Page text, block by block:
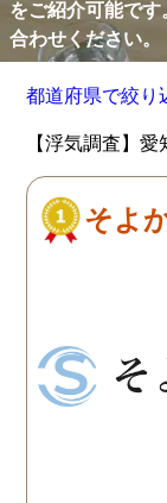
をご紹介可能で
合わせください。
都道府県で絞
【浮気調査】
そよ